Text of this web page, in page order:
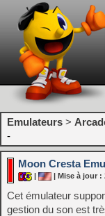
Emulateurs >
-
Moon Cresta
| | Mise à jour :
Cet émulateur
gestion du son est